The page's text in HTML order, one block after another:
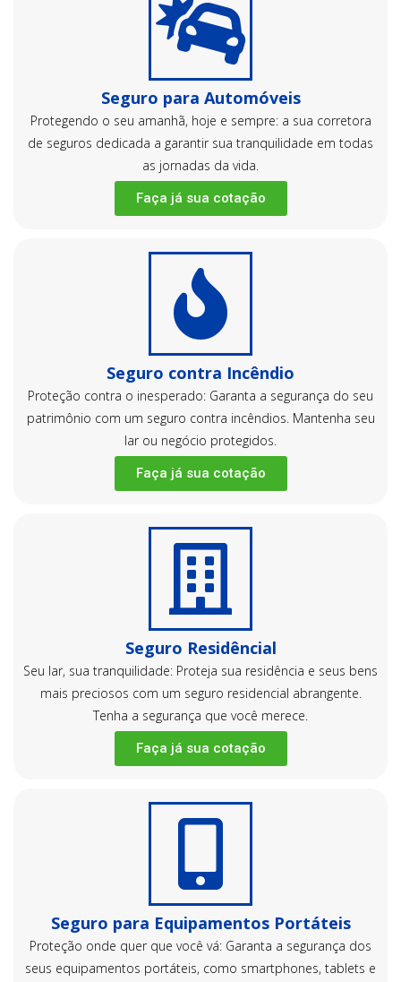
Seguro para Automóveis
Protegendo o seu amanhã, hoje e sempre: a sua corretora
de seguros dedicada a garantir sua tranquilidade em todas
as jornadas da vida.
Faça já sua cotação
Seguro contra Incêndio
Proteção contra o inesperado: Garanta a segurança do seu
patrimônio com um seguro contra incêndios. Mantenha seu
lar ou negócio protegidos.
Faça já sua cotação
Seguro Residêncial
Seu lar, sua tranquilidade: Proteja sua residência e seus bens
mais preciosos com um seguro residencial abrangente.
Tenha a segurança que você merece.
Faça já sua cotação
Seguro para Equipamentos Portáteis
Proteção onde quer que você vá: Garanta a segurança dos
seus equipamentos portáteis, como smartphones, tablets e